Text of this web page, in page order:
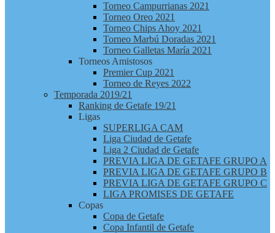
Torneo Campurrianas 2021
Torneo Oreo 2021
Torneo Chips Ahoy 2021
Torneo Marbú Doradas 2021
Torneo Galletas María 2021
Torneos Amistosos
Premier Cup 2021
Torneo de Reyes 2022
Temporada 2019/21
Ranking de Getafe 19/21
Ligas
SUPERLIGA CAM
Liga Ciudad de Getafe
Liga 2 Ciudad de Getafe
PREVIA LIGA DE GETAFE GRUPO A
PREVIA LIGA DE GETAFE GRUPO B
PREVIA LIGA DE GETAFE GRUPO C
LIGA PROMISES DE GETAFE
Copas
Copa de Getafe
Copa Infantil de Getafe